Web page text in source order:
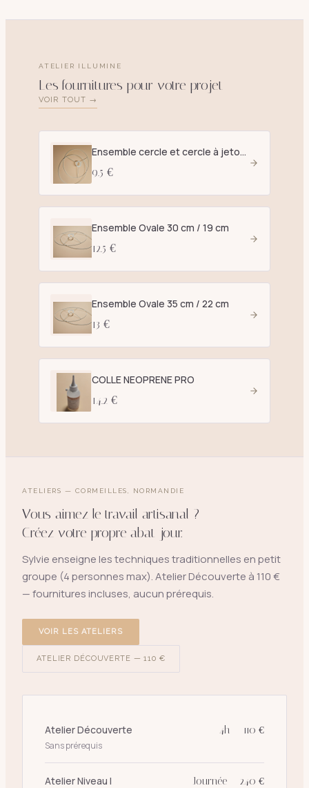
ATELIER ILLUMINE
Les fournitures pour votre projet
VOIR TOUT →
Ensemble cercle et cercle à jetons D. 25 cm blanc - E27
9.5 €
Ensemble Ovale 30 cm / 19 cm
12.5 €
Ensemble Ovale 35 cm / 22 cm
13 €
COLLE NEOPRENE PRO
14.2 €
ATELIERS — CORMEILLES, NORMANDIE
Vous aimez le travail artisanal ?
Créez votre propre abat-jour.
Sylvie enseigne les techniques traditionnelles en petit
groupe (4 personnes max). Atelier Découverte à 110 €
— fournitures incluses, aucun prérequis.
VOIR LES ATELIERS
ATELIER DÉCOUVERTE — 110 €
Atelier Découverte
Sans prérequis
4h — 110 €
Atelier Niveau I Journée — 240 €